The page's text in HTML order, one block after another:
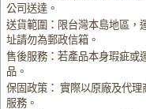
公司送達。
送貨範圍：限台灣本島地區，
址請勿為郵政信箱。
售後服務：若產品本身瑕疵或
品。
保固政策： 實際以原廠及代
服務。